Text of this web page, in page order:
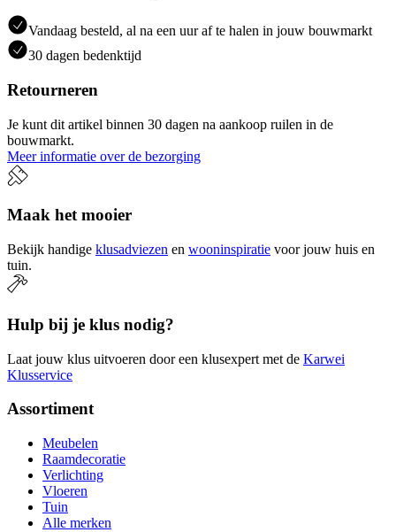
Vandaag besteld, al na een uur af te halen in jouw bouwmarkt
30 dagen bedenktijd
Retourneren
Je kunt dit artikel binnen 30 dagen na aankoop ruilen in de
bouwmarkt.
Meer informatie over de bezorging
Maak het mooier
Bekijk handige klusadviezen en wooninspiratie voor jouw huis en
tuin.
Hulp bij je klus nodig?
Laat jouw klus uitvoeren door een klusexpert met de Karwei
Klusservice
Assortiment
Meubelen
Raamdecoratie
Verlichting
Vloeren
Tuin
Alle merken